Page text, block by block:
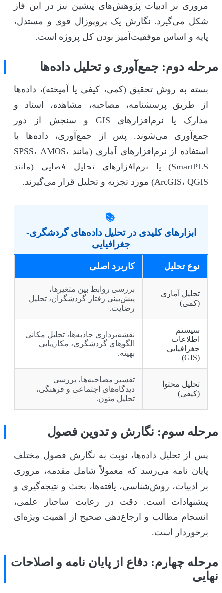
مروری بر ادبیات پژوهش‌های پیشین نیز در این فاز
شکل می‌گیرد. نگارش یک پروپوزال قوی و مستدل،
پایه و اساس موفقیت‌آمیز بودن کل پروژه است.
مرحله دوم: جمع‌آوری و تحلیل داده‌ها
بسته به روش تحقیق (کمی، کیفی یا آمیخته)، داده‌ها
از طریق پرسشنامه، مصاحبه، مشاهده، اسناد و
مدارک یا نرم‌افزارهای GIS و سنجش از دور
جمع‌آوری می‌شوند. پس از جمع‌آوری، داده‌ها با
استفاده از نرم‌افزارهای آماری (مانند SPSS، AMOS،
SmartPLS) یا نرم‌افزارهای تحلیل فضایی (مانند
ArcGIS، QGIS) مورد تجزیه و تحلیل قرار می‌گیرند.
📚
ابزارهای کلیدی در تحلیل داده‌های گردشگری-
جغرافیایی
نوع تحلیل کاربرد اصلی
تحلیل آماری
(کمی)
بررسی روابط بین متغیرها،
پیش‌بینی رفتار گردشگران، تحلیل
رضایت.
سیستم
اطلاعات
جغرافیایی
(GIS)
نقشه‌برداری جاذبه‌ها، تحلیل مکانی
الگوهای گردشگری، مکان‌یابی
بهینه.
تحلیل محتوا
(کیفی)
تفسیر مصاحبه‌ها، بررسی
دیدگاه‌های اجتماعی و فرهنگی،
تحلیل متون.
مرحله سوم: نگارش و تدوین فصول
پس از تحلیل داده‌ها، نوبت به نگارش فصول مختلف
پایان نامه می‌رسد که معمولاً شامل مقدمه، مروری
بر ادبیات، روش‌شناسی، یافته‌ها، بحث و نتیجه‌گیری و
پیشنهادات است. دقت در رعایت ساختار علمی،
انسجام مطالب و ارجاع‌دهی صحیح از اهمیت ویژه‌ای
برخوردار است.
مرحله چهارم: دفاع از پایان نامه و اصلاحات
نهایی